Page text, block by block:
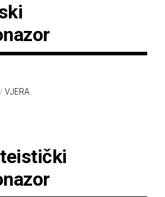
/ VJERA